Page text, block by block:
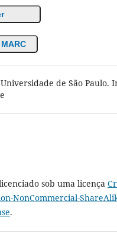
de São Paulo.
sob uma licença
NonCommercial-
.